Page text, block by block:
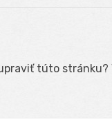
túto stránku?